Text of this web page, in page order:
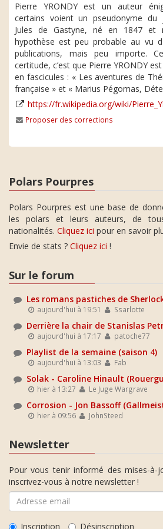
Pierre YRONDY est un auteur
certains voient un pseudonyme du
Jules de Gastyne, né en 1847 et
hypothèse est peu probable au vu
publications, mais peu importe.
certitude, c’est que Pierre YRONDY
en fascicules : « Les aventures de
française » et « Marius Pégomas,
https://fr.wikipedia.org/wiki/
Proposer des corrections
Polars Pourpres
Polars Pourpres est une base de
les polars et leurs auteurs, de
nationalités. Cliquez ici pour en savoir
Envie de stats ? Cliquez ici !
Sur le forum
Les romans pastiches de
aujourd'hui à 19:51 Ssarlotte
Derrière la chair de Stanislas
aujourd'hui à 17:17 patoche77
Playlist de la semaine (saison 4)
aujourd'hui à 13:03 Fab
Solak - Caroline Hinault
hier à 13:27 Le Juge Wargrave
Corrosion - Jon Bassoff
hier à 09:56 JohnSteed
Newsletter
Pour vous tenir informé des mises-à-
inscrivez-vous à notre newsletter !
Inscription Désinscription